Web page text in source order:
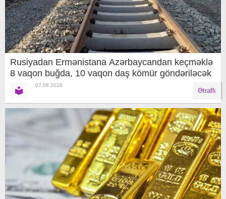
Rusiyadan Ermənistana Azərbaycandan keçməklə
8 vaqon buğda, 10 vaqon daş kömür göndəriləcək
07.08.2026
Ətraflı